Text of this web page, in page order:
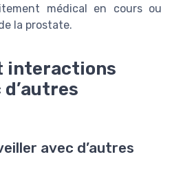
médical en cours ou
la prostate.
interactions
avec d’autres